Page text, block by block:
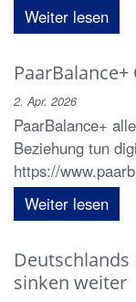
Weiter lesen
2. Apr. 2026
PaarBalance+
Beziehung tun
https://
Weiter lesen
sinken weiter